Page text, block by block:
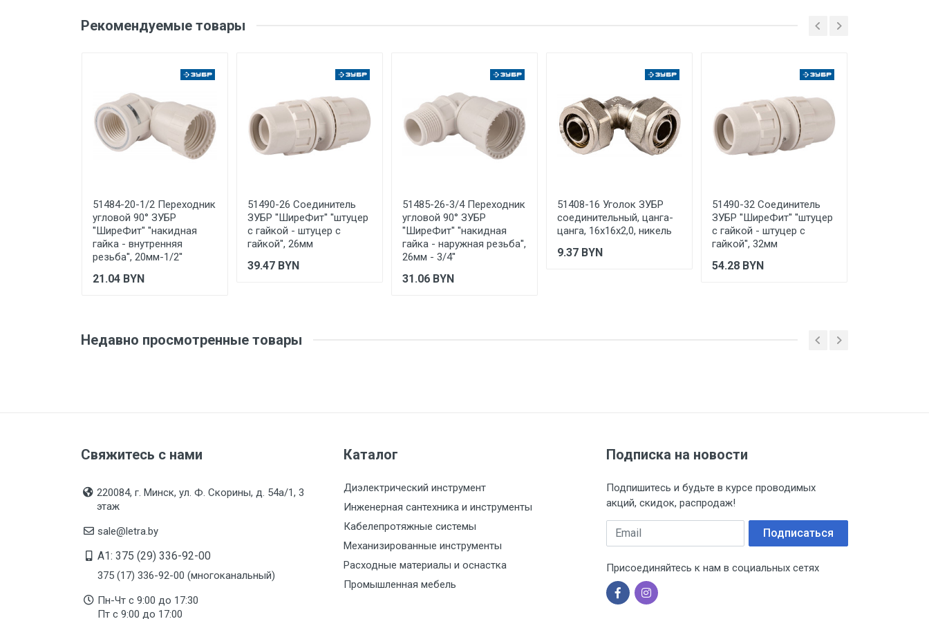
Производитель и место
Указан на упаковке / в паспорте товара
Дата изготовления
Указана на упаковке / в паспорте товара
Срок годности
Указан на упаковке / в паспорте товара
Подтверждение
Товар соответствует требованиям технических регламентов ТР ТС (ЕАЭС). Сведения о номере
Организация импортер
ООО "Летра", Беларусь, г. Минск, ул. Ф.Скорины, 54а/1, офис 34
Ваше сообщение
Отправить отзыв
Рекомендуемые товары
51484-20-1/2 Переходник
угловой 90° ЗУБР
''ШиреФит'' ''накидная
гайка - внутренняя
резьба'', 20мм-1/2''
21.04 BYN
51490-26 Соединитель
ЗУБР ''ШиреФит'' ''штуцер
с гайкой - штуцер с
гайкой'', 26мм
39.47 BYN
51485-26-3/4 Переходник
угловой 90° ЗУБР
''ШиреФит'' ''накидная
гайка - наружная резьба'',
26мм - 3/4''
31.06 BYN
51408-16 Уголок ЗУБР
соединительный, цанга-
цанга, 16х16х2,0, никель
9.37 BYN
51490-32 Соединитель
ЗУБР ''ШиреФит'' ''штуцер
с гайкой - штуцер с
гайкой'', 32мм
54.28 BYN
Недавно просмотренные товары
Свяжитесь с нами
220084, г. Минск, ул. Ф. Скорины, д. 54а/1, 3
этаж
sale@letra.by
A1: 375 (29) 336-92-00
375 (17) 336-92-00 (многоканальный)
Пн-Чт с 9:00 до 17:30
Пт с 9:00 до 17:00
Каталог
Диэлектрический инструмент
Инженерная сантехника и инструменты
Кабелепротяжные системы
Механизированные инструменты
Расходные материалы и оснастка
Промышленная мебель
Подписка на новости
Подпишитесь и будьте в курсе проводимых
акций, скидок, распродаж!
Email Подписаться
Присоединяйтесь к нам в социальных сетях